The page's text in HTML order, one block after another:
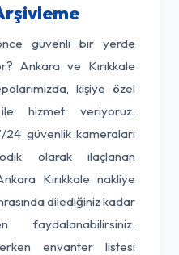
önce güvenli bir yerde
Ankara ve Kırıkkale
kişiye özel
hizmet veriyoruz.
24 güvenlik kameraları
olarak ilaçlanan
Kırıkkale nakliye
dilediğiniz kadar
faydalanabilirsiniz.
envanter listesi